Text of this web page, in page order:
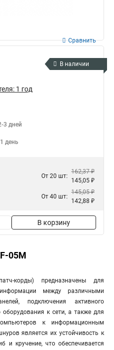
Сравнить
В наличии
1 год
3 дней
1 день
От 20 шт:
162,37 ₽
145,05 ₽
От 40 шт:
145,05 ₽
142,88 ₽
В корзину
05M
корды) предназначены для
между различными
подключения активного
к сети, а также для
к информационным
является их устойчивость к
и кручение, что обеспечивается